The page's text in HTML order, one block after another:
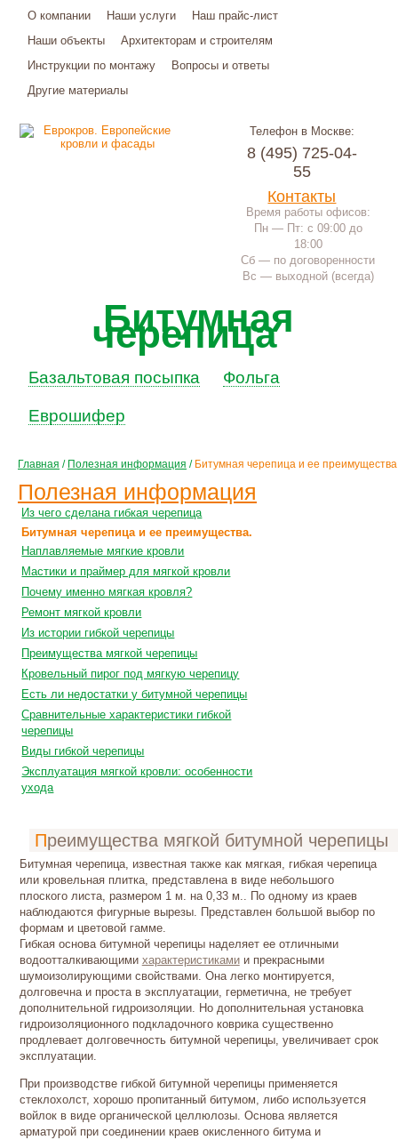
О компании Наши услуги
Наш прайс-лист
Наши объекты
Архитекторам и строителям
Инструкции по монтажу
Вопросы и ответы
Другие материалы
Телефон в Москве:
8 (495) 725-04-
55
Контакты
Время работы офисов:
Пн — Пт: с 09:00 до
18:00
Сб — по договоренности
Вс — выходной (всегда)
Битумная
черепица
Базальтовая посыпка Фольга
Еврошифер
Главная / Полезная информация / Битумная черепица и ее
Полезная информация
Из чего сделана гибкая черепица
Битумная черепица и ее преимущества.
Наплавляемые мягкие кровли
Мастики и праймер для мягкой кровли
Почему именно мягкая кровля?
Ремонт мягкой кровли
Из истории гибкой черепицы
Преимущества мягкой черепицы
Кровельный пирог под мягкую черепицу
Есть ли недостатки у битумной черепицы
Сравнительные характеристики гибкой
черепицы
Виды гибкой черепицы
Эксплуатация мягкой кровли: особенности
ухода
Преимущества мягкой битумной черепицы
Битумная черепица, известная также как мягкая, гибкая черепица
или кровельная плитка, представлена в виде небольшого
плоского листа, размером 1 м. на 0,33 м.. По одному из краев
наблюдаются фигурные вырезы. Представлен большой выбор по
формам и цветовой гамме.
Гибкая основа битумной черепицы наделяет ее отличными
водоотталкивающими характеристикамии прекрасными
шумоизолирующими свойствами. Она легко монтируется,
долговечна и проста в эксплуатации, герметична, не требует
дополнительной гидроизоляции. Но дополнительная установка
гидроизоляционного подкладочного коврика существенно
продлевает долговечность битумной черепицы, увеличивает срок
эксплуатации.
При производстве гибкой битумной черепицы применяется
стеклохолст, хорошо пропитанный битумом, либо используется
войлок в виде органической целлюлозы. Основа является
арматурой при соединении краев окисленного битума и